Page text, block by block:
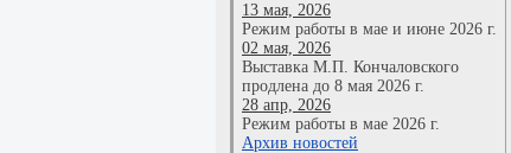
13 мая, 2026
Режим работы в мае и июне 2026 г.
02 мая, 2026
Выставка М.П. Кончаловского
продлена до 8 мая 2026 г.
28 апр, 2026
Режим работы в мае 2026 г.
Архив новостей